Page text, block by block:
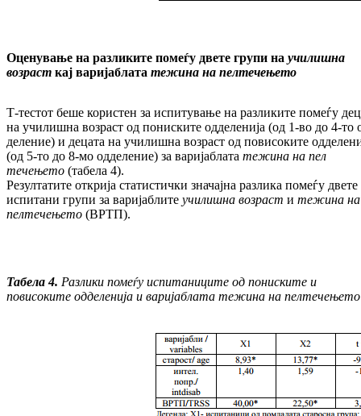
Оценување на разликите помеѓу двете групи на училишна
возраст кај ва­ри­јаб­ла­та тежина на пелтечењето
Т-тестот беше користен за испитување на раз­ликите помеѓу
на училишна возраст од пониските одделенија (од 1-во до 4-то
де­ление) и децата на училишна возраст од по­ви­со­ките
(од 5-то до 8-мо од­де­ле­ни­е) за варијаблата те­жи­на на пел
течењето (табела 4).
Резултатите открија статистички значајна раз­ли­ка помеѓу двете
испитани групи за ва­ри­јаблите училишна возраст и тежина на
пел­течењето (ВРТП).
Табела 4. Разлики помеѓу испитаниците од пониските и
повисоките одделенија и варијаблата тежина на пелтечењето